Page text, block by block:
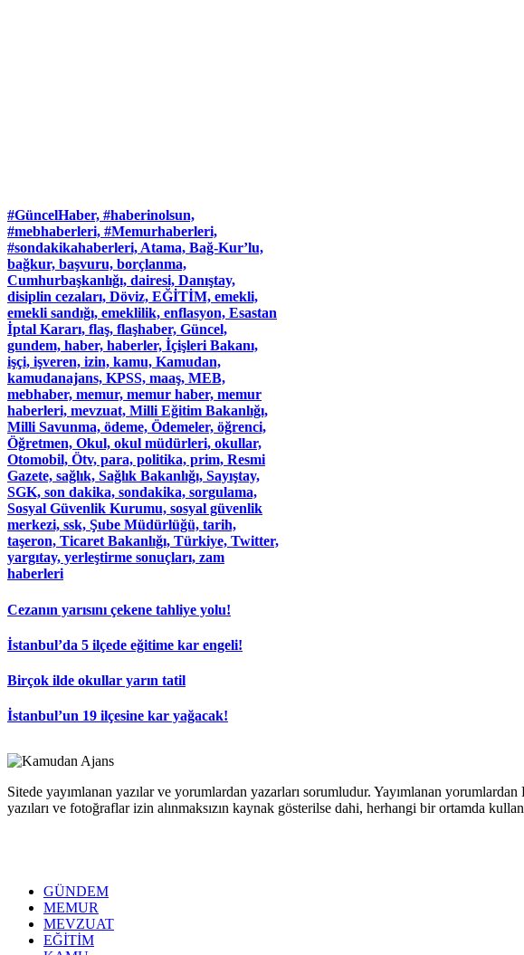
#GüncelHaber, #haberinolsun,
#mebhaberleri, #Memurhaberleri,
#sondakikahaberleri, Atama, Bağ-Kur’lu,
bağkur, başvuru, borçlanma,
Cumhurbaşkanlığı, dairesi, Danıştay,
disiplin cezaları, Döviz, EĞİTİM, emekli,
emekli sandığı, emeklilik, enflasyon, Esastan
İptal Kararı, flaş, flaşhaber, Güncel,
gundem, haber, haberler, İçişleri Bakanı,
işçi, işveren, izin, kamu, Kamudan,
kamudanajans, KPSS, maaş, MEB,
mebhaber, memur, memur haber, memur
haberleri, mevzuat, Milli Eğitim Bakanlığı,
Milli Savunma, ödeme, Ödemeler, öğrenci,
Öğretmen, Okul, okul müdürleri, okullar,
Otomobil, Ötv, para, politika, prim, Resmi
Gazete, sağlık, Sağlık Bakanlığı, Sayıştay,
SGK, son dakika, sondakika, sorgulama,
Sosyal Güvenlik Kurumu, sosyal güvenlik
merkezi, ssk, Şube Müdürlüğü, tarih,
taşeron, Ticaret Bakanlığı, Türkiye, Twitter,
yargıtay, yerleştirme sonuçları, zam
haberleri
Cezanın yarısını çekene tahliye yolu!
İstanbul’da 5 ilçede eğitime kar engeli!
Birçok ilde okullar yarın tatil
İstanbul’un 19 ilçesine kar yağacak!
Sitede yayımlanan yazılar ve yorumlardan yazarları sorumludur. Yayımlanan
yazıları ve fotoğraflar izin alınmaksızın kaynak gösterilse dahi, herhangi bir ortamda
GÜNDEM
MEMUR
MEVZUAT
EĞİTİM